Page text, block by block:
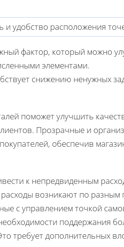
и удобство расположения
фактор, который можно
элементами.
снижению ненужных
поможет улучшить
Прозрачные и
обеспечив
к непредвиденным
возникают по
с управлением точкой
поддержания
требует дополнительных